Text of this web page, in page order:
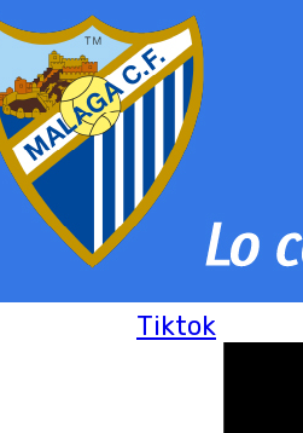
Tiktok